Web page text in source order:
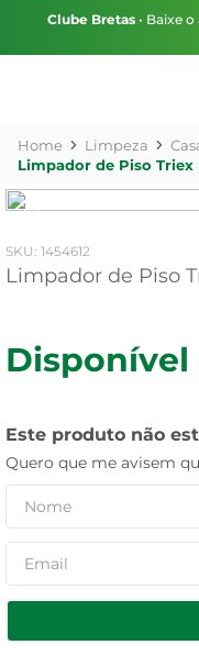
Clube Bretas • Baixe
Limpeza
Limpador de Piso Triex
: 1454612
Limpador de Piso
Disponível
Este produto não
Quero que me avisem